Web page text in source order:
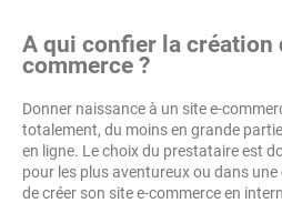
A qui confier la création
commerce ?
Donner naissance à un site e-
totalement, du moins en grande
en ligne. Le choix du prestataire est
pour les plus aventureux ou dans une
de créer son site e-commerce en